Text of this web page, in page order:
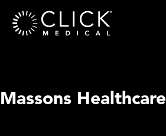
Massons Healthcare